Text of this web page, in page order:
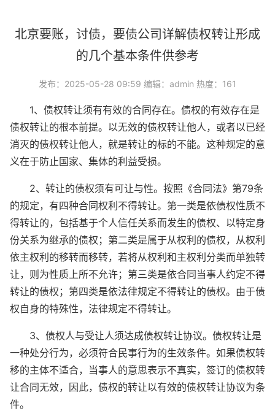
北京要账，讨债，要债公司详解债权转让形成
的几个基本条件供参考
发布：2025-05-28 09:59 编辑：admin 热度：161
1、债权转让须有有效的合同存在。债权的有效存在是
债权转让的根本前提。以无效的债权转让他人，或者以已经
消灭的债权转让他人，就是转让的标的不能。这种规定的意
义在于防止国家、集体的利益受损。
2、转让的债权须有可让与性。按照《合同法》第79条
的规定，有四种合同权利不得转让。第一类是依债权性质不
得转让的，包括基于个人信任关系而发生的债权、以特定身
份关系为继承的债权；第二类是属于从权利的债权，从权利
依主权利的移转而移转，若将从权利和主权利分类而单独转
让，则为性质上所不允许；第三类是依合同当事人约定不得
转让的债权；第四类是依法律规定不得转让的债权。由于债
权自身的特殊性，法律规定不得转让。
3、债权人与受让人须达成债权转让协议。债权转让是
一种处分行为，必须符合民事行为的生效条件。如果债权转
移的主体不适合，当事人的意思表示不真实，签订的债权转
让合同无效，因此，债权的转让以有效的债权转让协议为条
件。